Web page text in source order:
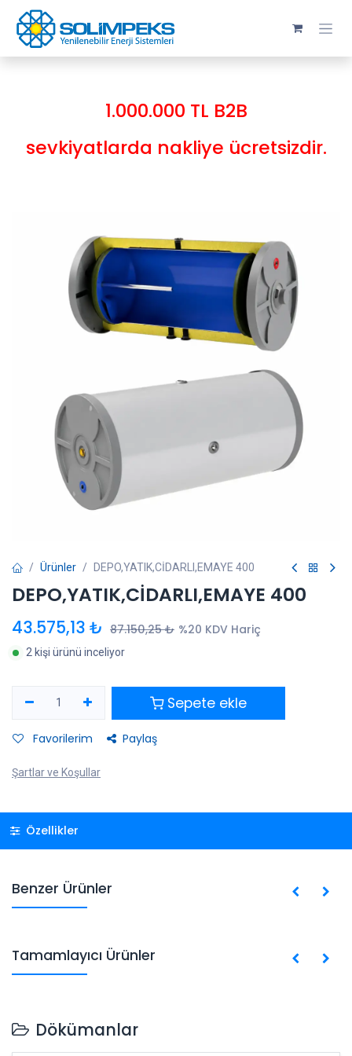
Skip to Content
1.000.000 TL B2B
sevkiyatlarda nakliye ücretsizdir.
Ürünler DEPO,YATIK,CİDARLI,EMAYE 400
DEPO,YATIK,CİDARLI,EMAYE 400
43.575,13 ₺ 87.150,25₺ %20 KDV Hariç
2 kişi ürünü inceliyor
Sepete ekle
Favorilerim Paylaş
Şartlar ve Koşullar
Özellikler
Benzer Ürünler
Tamamlayıcı Ürünler
Dökümanlar